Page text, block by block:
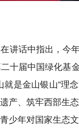
讲话中指出，今
十届中国绿化基
是金山银山”理
产、筑牢西部生
少年对国家生态